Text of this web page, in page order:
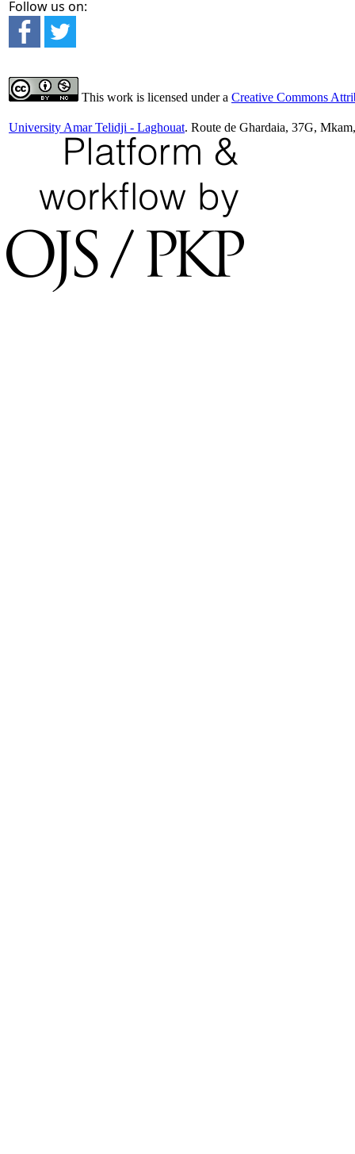
Follow us on:
This work is licensed under a Creative Commons
University Amar Telidji - Laghouat. Route de Ghardaia, 37G,